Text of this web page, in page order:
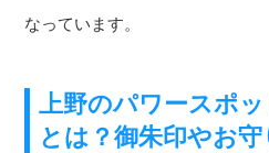
なっています。
上野のパワースポ
とは？御朱印やお